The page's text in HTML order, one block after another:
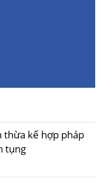
thừa kế hợp pháp
tụng